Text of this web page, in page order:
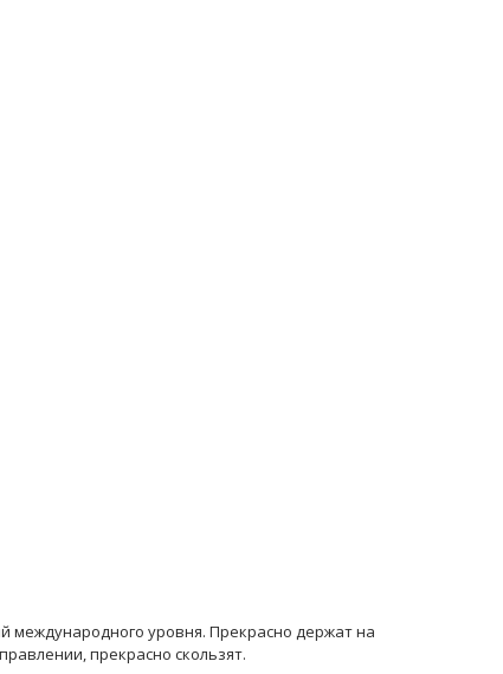
международного уровня. Прекрасно держат на
прекрасно скользят.